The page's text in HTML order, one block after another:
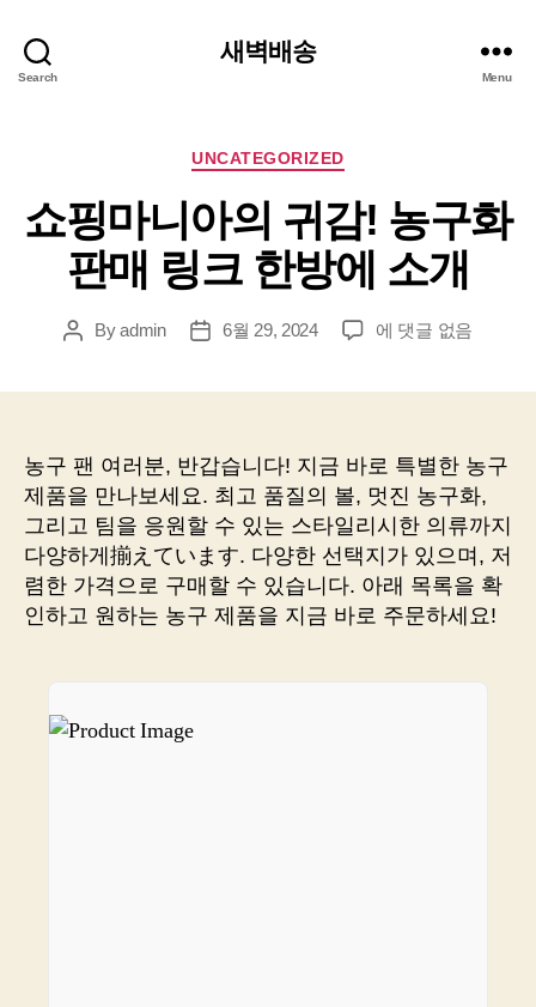
Search
새벽배송
Menu
Categories
UNCATEGORIZED
쇼핑마니아의 귀감! 농구화
판매 링크 한방에 소개
PostByadmin
Post6월 29, 2024
쇼
의
귀
감!
농
구
화
판
에 댓글 없음
농구 팬 여러분, 반갑습니다! 지금 바로 특별한 농구
제품을 만나보세요. 최고 품질의 볼, 멋진 농구화,
그리고 팀을 응원할 수 있는 스타일리시한 의류까지
다양하게揃えています. 다양한 선택지가 있으며, 저
렴한 가격으로 구매할 수 있습니다. 아래 목록을 확
인하고 원하는 농구 제품을 지금 바로 주문하세요!